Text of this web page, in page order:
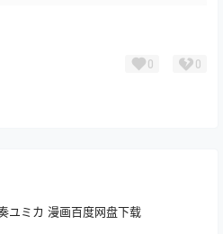
0 0
ユミカ 漫画百度网盘下载